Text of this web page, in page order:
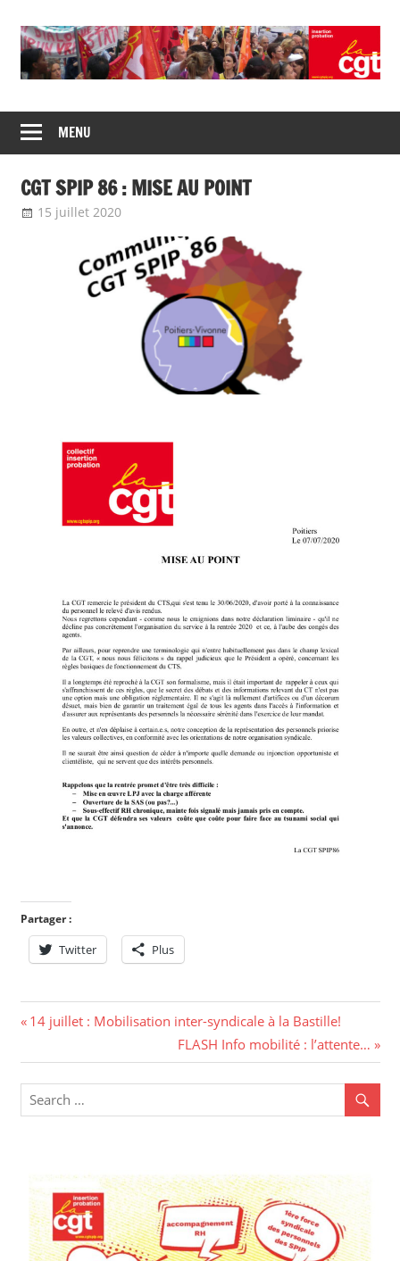
CGT
insertion
probation
de
syndicats
CGT
insertion
probation
MENU
CGT SPIP 86 : MISE AU POINT
15 juillet 2020
Partager :
Twitter Plus
14 juillet : Mobilisation inter-syndicale à la Bastille!
FLASH Info mobilité : l’attente…